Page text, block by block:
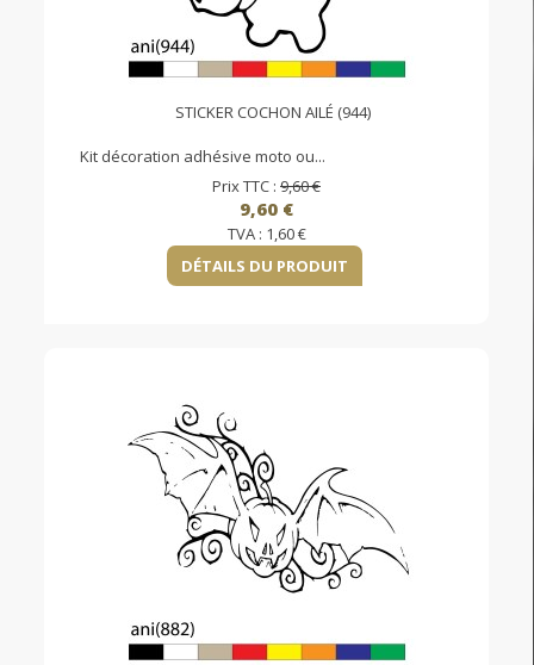
STICKER COCHON AILÉ (944)
Kit décoration adhésive moto ou...
Prix TTC : 9,60 €
9,60 €
TVA : 1,60 €
DÉTAILS DU PRODUIT